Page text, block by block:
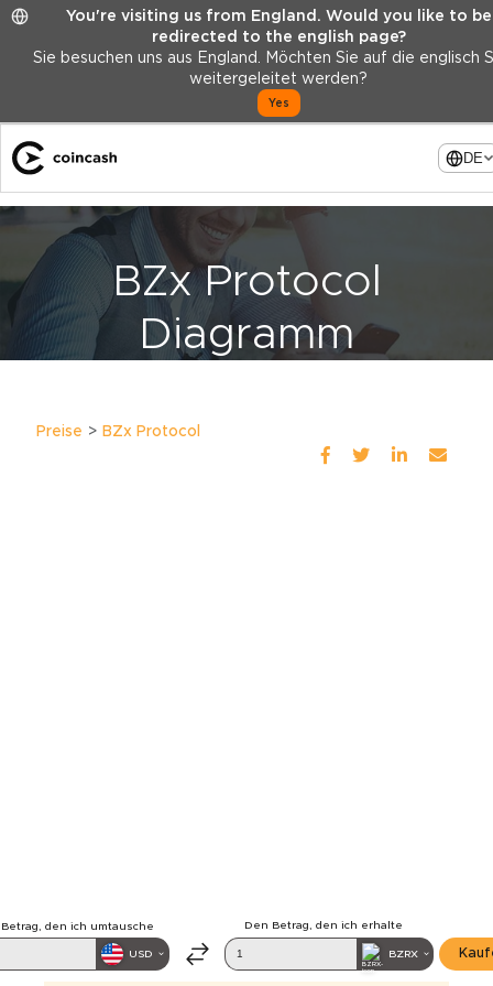
You're visiting us from England. Would you like to be
redirected to the english page?
Sie besuchen uns aus England. Möchten Sie auf die englisch
weitergeleitet werden?
Yes
DE
BZx Protocol
Diagramm
Preise BZx Protocol